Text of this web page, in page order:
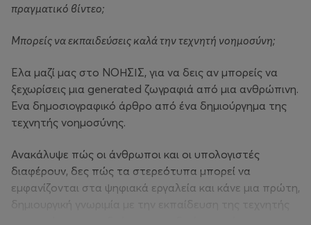
πραγματικό βίντεο;
Μπορείς να εκπαιδεύσεις καλά την τεχνητή νοημοσύνη;
Έλα μαζί μας στο ΝΟΗΣΙΣ, για να δεις αν μπορείς να
ξεχωρίσεις μια generated ζωγραφιά από μια ανθρώπινη.
Ένα δημοσιογραφικό άρθρο από ένα δημιούργημα της
τεχνητής νοημοσύνης.
Ανακάλυψε πώς οι άνθρωποι και οι υπολογιστές
διαφέρουν, δες πώς τα στερεότυπα μπορεί να
εμφανίζονται στα ψηφιακά εργαλεία και κάνε μια πρώτη,
δημιουργική γνωριμία με την εκπαίδευση της τεχνητής